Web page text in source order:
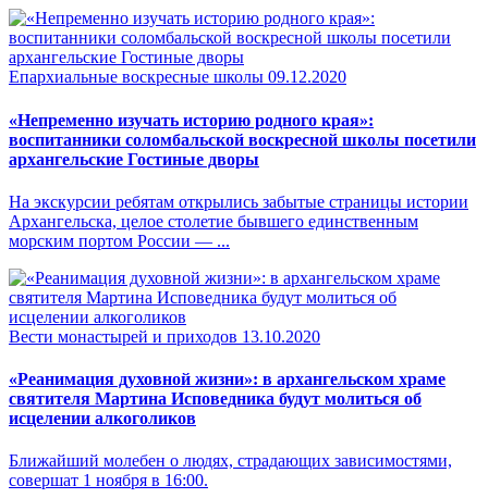
Епархиальные воскресные школы 09.12.2020
«Непременно изучать историю родного края»:
воспитанники соломбальской воскресной школы посетили
архангельские Гостиные дворы
На экскурсии ребятам открылись забытые страницы истории
Архангельска, целое столетие бывшего единственным
морским портом России — ...
Вести монастырей и приходов 13.10.2020
«Реанимация духовной жизни»: в архангельском храме
святителя Мартина Исповедника будут молиться об
исцелении алкоголиков
Ближайший молебен о людях, страдающих зависимостями,
совершат 1 ноября в 16:00.